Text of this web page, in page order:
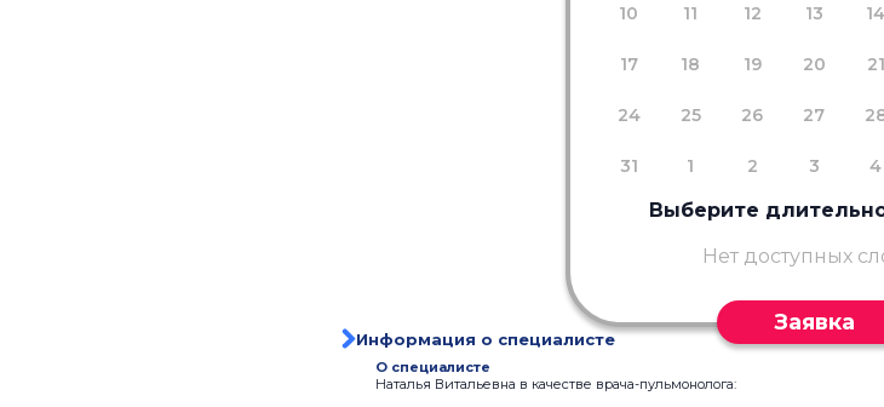
10 11 12 13 14
17 18 19 20 21
24 25 26 27
31 1 2 3 4
Выберите
Нет доступных
Заявка
Информация о специалисте
О специалисте
Наталья Витальевна в качестве врача-пульмонолога: